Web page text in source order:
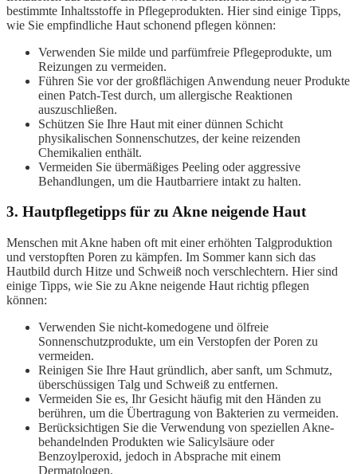
bestimmte Inhaltsstoffe in Pflegeprodukten. Hier sind einige Tipps,
wie Sie empfindliche Haut schonend pflegen können:
Verwenden Sie milde und parfümfreie Pflegeprodukte, um
Reizungen zu vermeiden.
Führen Sie vor der großflächigen Anwendung neuer Produkte
einen Patch-Test durch, um allergische Reaktionen
auszuschließen.
Schützen Sie Ihre Haut mit einer dünnen Schicht
physikalischen Sonnenschutzes, der keine reizenden
Chemikalien enthält.
Vermeiden Sie übermäßiges Peeling oder aggressive
Behandlungen, um die Hautbarriere intakt zu halten.
3. Hautpflegetipps für zu Akne neigende Haut
Menschen mit Akne haben oft mit einer erhöhten Talgproduktion
und verstopften Poren zu kämpfen. Im Sommer kann sich das
Hautbild durch Hitze und Schweiß noch verschlechtern. Hier sind
einige Tipps, wie Sie zu Akne neigende Haut richtig pflegen
können:
Verwenden Sie nicht-komedogene und ölfreie
Sonnenschutzprodukte, um ein Verstopfen der Poren zu
vermeiden.
Reinigen Sie Ihre Haut gründlich, aber sanft, um Schmutz,
überschüssigen Talg und Schweiß zu entfernen.
Vermeiden Sie es, Ihr Gesicht häufig mit den Händen zu
berühren, um die Übertragung von Bakterien zu vermeiden.
Berücksichtigen Sie die Verwendung von speziellen Akne-
behandelnden Produkten wie Salicylsäure oder
Benzoylperoxid, jedoch in Absprache mit einem
Dermatologen.